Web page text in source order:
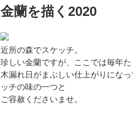
日:
金蘭を描く2020
近所の森でスケッチ。
珍しい金蘭ですが、ここでは毎年た
木漏れ日がまぶしい仕上がりにな
ッチの味の一つと
ご容赦くださいませ。